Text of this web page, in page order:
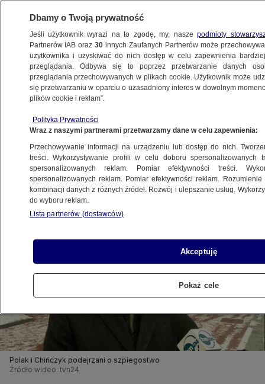
POLSKA
Zatrzymanie ABW
11.01.2019, 09:42Aktualizacja: 11.01.2019, 11:21
Udostępnij
Polak i Chińczyk podejrzani o szpiegostwo
Źródło wideo: tvn24
Dbamy o Twoją prywatność
Jeśli użytkownik wyrazi na to zgodę, my, naszepodmioty
Partnerów IAB oraz30 innych Zaufanych Partnerów może
użytkownika i uzyskiwać do nich dostęp w celu zapewnienia
przeglądania. Odbywa się to poprzez przetwarzanie danych
przeglądania przechowywanych w plikach cookie. Użytkownik może
się przetwarzaniu w oparciu o uzasadniony interes w dowolnym
plików cookie i reklam”.
Polityka Prywatności
Wraz z naszymi partnerami przetwarzamy dane w celu zapewnienia:
Przechowywanie informacji na urządzeniu lub dostęp do nich.
treści. Wykorzystywanie profili w celu doboru spersonalizowanych
spersonalizowanych reklam. Pomiar efektywności treści.
spersonalizowanych reklam. Pomiar efektywności reklam.
kombinacji danych z różnych źródeł. Rozwój i ulepszanie usług.
do wyboru reklam.
Lista partnerów (dostawców)
Akceptuję
Pokaż cele